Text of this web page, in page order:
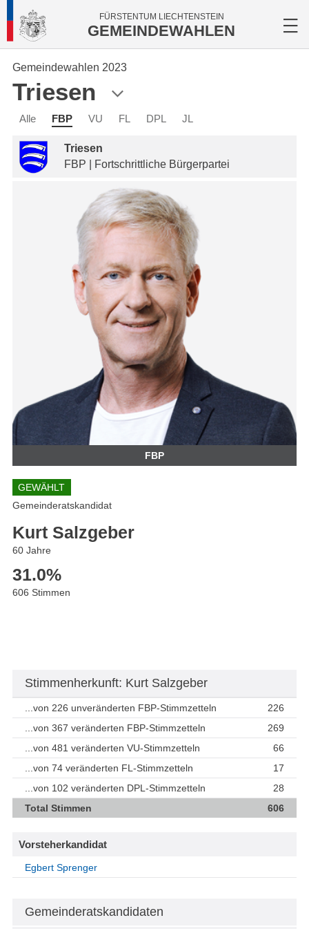
FÜRSTENTUM LIECHTENSTEIN
GEMEINDEWAHLEN
Gemeindewahlen 2023
Triesen
Alle FBP VU FL DPL JL
Triesen
FBP | Fortschrittliche Bürgerpartei
FBP
GEWÄHLT
Gemeinderatskandidat
Kurt Salzgeber
60 Jahre
31.0%
606 Stimmen
Stimmenherkunft: Kurt Salzgeber
...von 226 unveränderten FBP-Stimmzetteln
226
...von 367 veränderten FBP-Stimmzetteln
269
...von 481 veränderten VU-Stimmzetteln
66
...von 74 veränderten FL-Stimmzetteln
17
...von 102 veränderten DPL-Stimmzetteln
28
Total Stimmen
606
Vorsteherkandidat
Egbert Sprenger
Gemeinderatskandidaten